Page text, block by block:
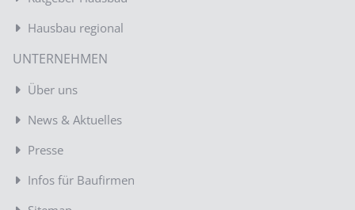
Hausbau regional
UNTERNEHMEN
Über uns
News & Aktuelles
Presse
Infos für Baufirmen